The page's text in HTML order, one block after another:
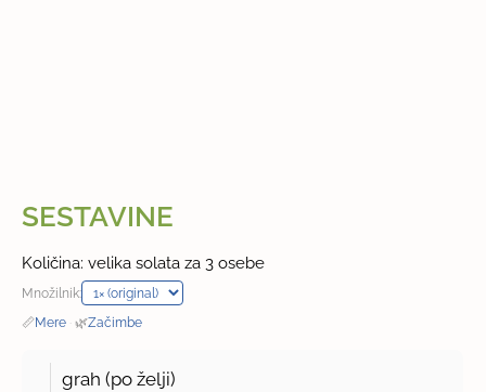
SESTAVINE
Količina: velika solata za 3 osebe
Množilnik:
📏Mere · 🌿Začimbe
grah (po želji)